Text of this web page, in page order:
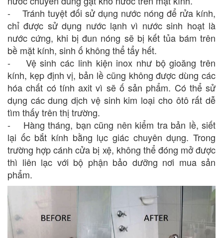
- Tránh tuyệt đối sử dụng nước nóng để rửa kính,
chỉ được sử dụng nước lạnh vì nước sinh hoạt là
nước cứng, khi bị đun nóng sẽ bị kết tủa bám trên
bề mặt kính, sinh ố không thể tẩy hết.
- Vệ sinh các linh kiện inox như bộ gioăng trên
kính, kẹp định vị, bản lề cũng không được dùng các
hóa chất có tính axit vì sẽ ố sản phẩm. Có thể sử
dụng các dung dịch vệ sinh kim loại cho ôtô rất dễ
tìm thấy trên thị trường.
- Hàng tháng, bạn cũng nên kiểm tra bản lề, siết
lại ốc bắt kính bằng lục giác chuyên dụng. Trong
trường hợp cánh cửa bị xệ, không thể đóng mở được
thì liên lạc với bộ phận bảo dưỡng nơi mua sản
phẩm.